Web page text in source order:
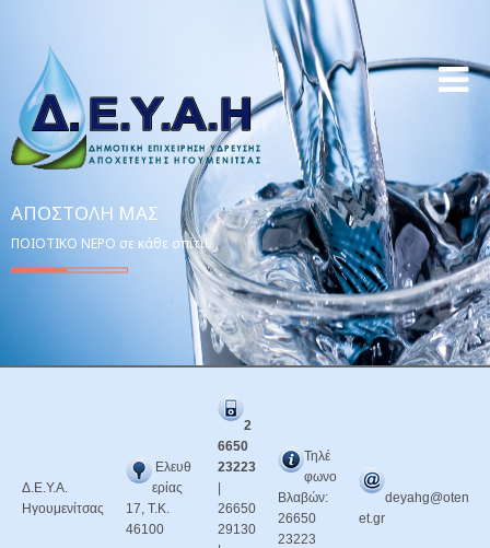
ΑΠΟΣΤΟΛΉ ΜΑΣ
ΠΟΙΟΤΙΚΟ ΝΕΡΟ σε κάθε σπίτι!
Δ.Ε.Υ.Α.
Ηγουμενίτσας
Ελευθ
ερίας
17, Τ.Κ.
46100
2
6650
23223
26650
29130
Τηλέ
φωνο
Βλαβών:
26650
23223
deyahg@oten
et.gr